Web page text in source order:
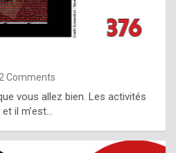
r
p
e
c
i
2 Comments
vous allez bien. Les activités
il m’est…